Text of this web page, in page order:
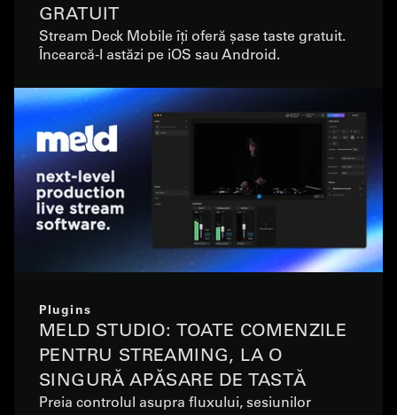
GRATUIT
Stream Deck Mobile îți oferă șase taste gratuit.
Încearcă-l astăzi pe iOS sau Android.
Plugins
MELD STUDIO: TOATE COMENZILE
PENTRU STREAMING, LA O
SINGURĂ APĂSARE DE TASTĂ
Preia controlul asupra fluxului, sesiunilor